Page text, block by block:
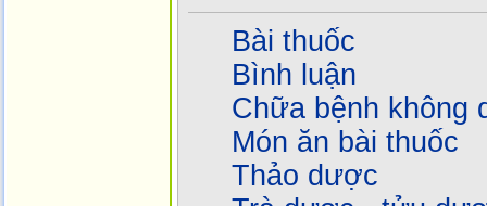
Bài thuốc
Bình luận
Chữa bệnh không
Món ăn bài thuốc
Thảo dược